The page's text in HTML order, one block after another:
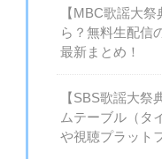
【MBC歌謡大
ら？無料生配信
最新まとめ！
【SBS歌謡大祭
ムテーブル（タ
や視聴プラット